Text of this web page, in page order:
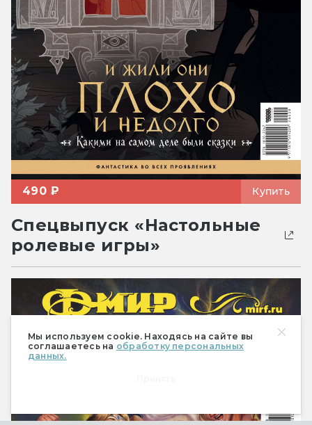
Мы используем cookie. Находясь на сайте вы
соглашаетесь на обработку персональных
данных.
490 ₽ Купить
Спецвыпуск «Настольные
ролевые игры»